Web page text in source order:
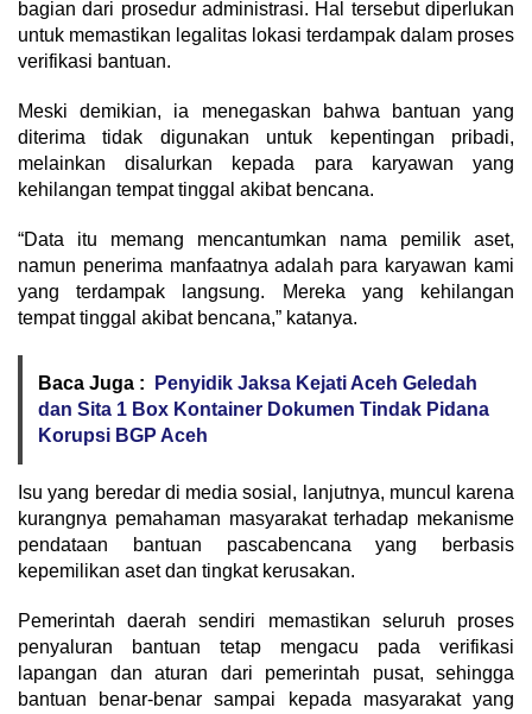
bagian dari prosedur administrasi. Hal tersebut diperlukan
untuk memastikan legalitas lokasi terdampak dalam proses
verifikasi bantuan.
Meski demikian, ia menegaskan bahwa bantuan yang
diterima tidak digunakan untuk kepentingan pribadi,
melainkan disalurkan kepada para karyawan yang
kehilangan tempat tinggal akibat bencana.
“Data itu memang mencantumkan nama pemilik aset,
namun penerima manfaatnya adalah para karyawan kami
yang terdampak langsung. Mereka yang kehilangan
tempat tinggal akibat bencana,” katanya.
Baca Juga :
Penyidik Jaksa Kejati Aceh Geledah
dan Sita 1 Box Kontainer Dokumen Tindak Pidana
Korupsi BGP Aceh
Isu yang beredar di media sosial, lanjutnya, muncul karena
kurangnya pemahaman masyarakat terhadap mekanisme
pendataan bantuan pascabencana yang berbasis
kepemilikan aset dan tingkat kerusakan.
Pemerintah daerah sendiri memastikan seluruh proses
penyaluran bantuan tetap mengacu pada verifikasi
lapangan dan aturan dari pemerintah pusat, sehingga
bantuan benar-benar sampai kepada masyarakat yang